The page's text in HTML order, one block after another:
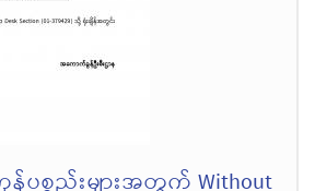
ပစ္စည်းများအတွက် Without